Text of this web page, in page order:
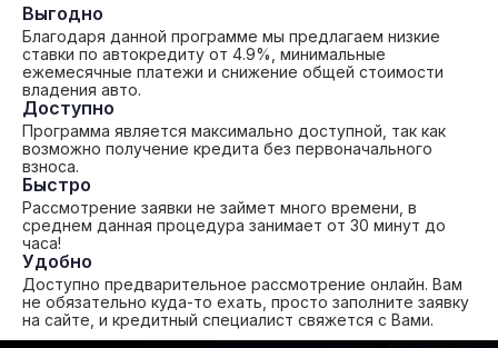
Выгодно
Благодаря данной программе мы предлагаем низкие
ставки по автокредиту от 4.9%, минимальные
ежемесячные платежи и снижение общей стоимости
владения авто.
Доступно
Программа является максимально доступной, так как
возможно получение кредита без первоначального
взноса.
Быстро
Рассмотрение заявки не займет много времени, в
среднем данная процедура занимает от 30 минут до
часа!
Удобно
Доступно предварительное рассмотрение онлайн. Вам
не обязательно куда-то ехать, просто заполните заявку
на сайте, и кредитный специалист свяжется с Вами.